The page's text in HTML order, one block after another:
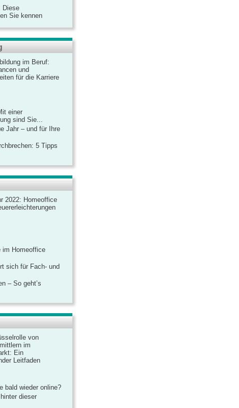
Diese
Sie kennen
im Beruf:
und
für die Karriere
einer
sind Sie...
Jahr – und für Ihre
5 Tipps
2022: Homeoffice
im Homeoffice
sich für Fach- und
– So geht’s
von
im
Ein
Leitfaden
bald wieder online?
dieser